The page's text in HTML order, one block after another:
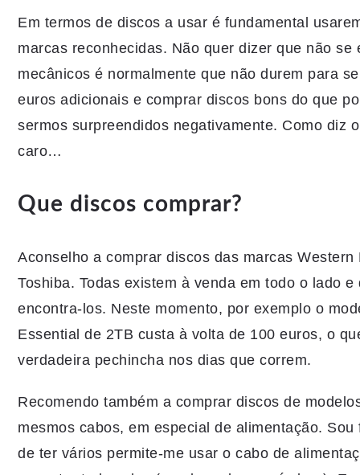
Em termos de discos a usar é fundamental
marcas reconhecidas. Não quer dizer que não
mecânicos é normalmente que não durem para
euros adicionais e comprar discos bons do que
sermos surpreendidos negativamente. Como diz
caro…
Que discos comprar?
Aconselho a comprar discos das marcas
Toshiba. Todas existem à venda em todo o lado
encontra-los. Neste momento, por exemplo o
Essential de 2TB custa à volta de 100 euros, o
verdadeira pechincha nos dias que correm.
Recomendo também a comprar discos de
mesmos cabos, em especial de alimentação.
de ter vários permite-me usar o cabo de